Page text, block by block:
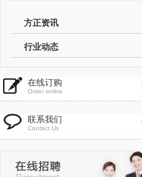
方正资讯
行业动态
在线订购
Order online
联系我们
Contact Us